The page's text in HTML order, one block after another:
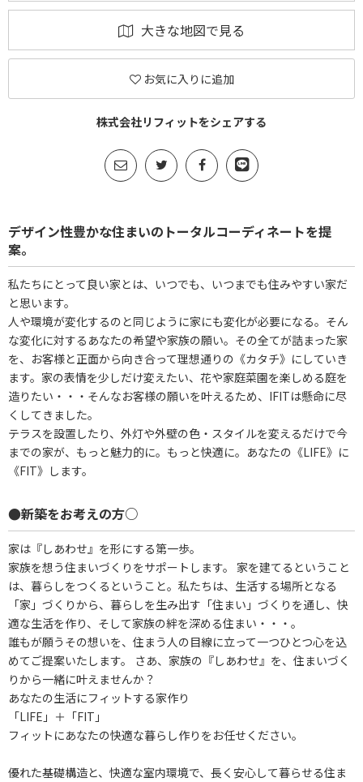
大きな地図で見る
お気に入りに追加
株式会社リフィットをシェアする
デザイン性豊かな住まいのトータルコーディネートを提
案。
私たちにとって良い家とは、いつでも、いつまでも住みやすい家だ
と思います。
人や環境が変化するのと同じように家にも変化が必要になる。そん
な変化に対するあなたの希望や家族の願い。その全てが詰まった家
を、お客様と正面から向き合って理想通りの《カタチ》にしていき
ます。家の表情を少しだけ変えたい、花や家庭菜園を楽しめる庭を
造りたい・・・そんなお客様の願いを叶えるため、IFITは懸命に尽
くしてきました。
テラスを設置したり、外灯や外壁の色・スタイルを変えるだけで今
までの家が、もっと魅力的に。もっと快適に。あなたの《LIFE》に
《FIT》します。
●新築をお考えの方○
家は『しあわせ』を形にする第一歩。
家族を想う住まいづくりをサポートします。 家を建てるということ
は、暮らしをつくるということ。私たちは、生活する場所となる
「家」づくりから、暮らしを生み出す「住まい」づくりを通し、快
適な生活を作り、そして家族の絆を深める住まい・・・。
誰もが願うその想いを、住まう人の目線に立って一つひとつ心を込
めてご提案いたします。 さあ、家族の『しあわせ』を、住まいづく
りから一緒に叶えませんか？
あなたの生活にフィットする家作り
「LIFE」＋「FIT」
フィットにあなたの快適な暮らし作りをお任せください。
優れた基礎構造と、快適な室内環境で、長く安心して暮らせる住ま